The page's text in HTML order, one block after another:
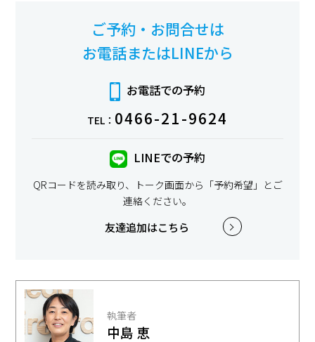
ご予約・お問合せは
お電話またはLINEから
お電話での予約
TEL： 0466-21-9624
LINEでの予約
QRコードを読み取り、トーク画面から「予約希望」とご
連絡ください。
友達追加はこちら
執筆者
中島 恵